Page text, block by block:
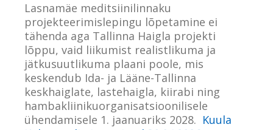
Lasnamäe meditsiinilinnaku
projekteerimislepingu lõpetamine ei
tähenda aga Tallinna Haigla projekti
lõppu, vaid liikumist realistlikuma ja
jätkusuutlikuma plaani poole, mis
keskendub Ida- ja Lääne-Tallinna
keskhaiglate, lastehaigla, kiirabi ning
hambakliinikuorganisatsioonilisele
ühendamisele 1. jaanuariks 2028. Kuula